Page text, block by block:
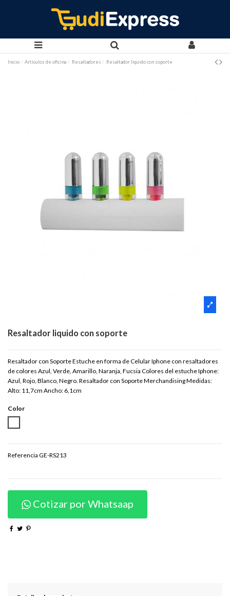
Inicio Articulos de oficina Resaltadores Resaltador liquido con soporte
Resaltador liquido con soporte
Resaltador con Soporte Estuche en forma de Celular Iphone con resaltadores
de colores Azul, Verde, Amarillo, Naranja, Fucsia Colores del estuche Iphone:
Azul, Rojo, Blanco, Negro. Resaltador con Soporte Merchandising Medidas:
Alto: 11,7cm Ancho: 6,1cm
Color
Referencia GE-RS213
Cotizar por Whatsaap